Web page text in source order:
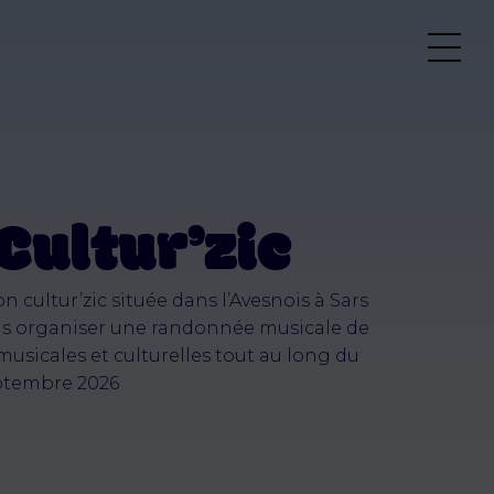
cultur’zic située dans l’Avesnois à Sars
organiser une randonnée musicale de
et culturelles tout au long du
2026